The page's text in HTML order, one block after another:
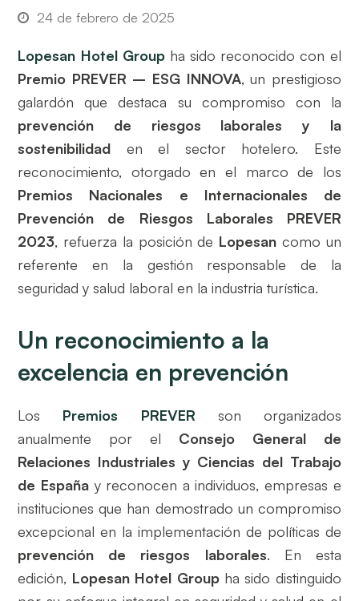
24 de febrero de 2025
Lopesan Hotel Groupha sido reconocido con el
Premio PREVER – ESG INNOVA, un prestigioso
galardón que destaca su compromiso con la
prevención de riesgos laborales y la
sostenibilidad en el sector hotelero. Este
reconocimiento, otorgado en el marco de los
Premios Nacionales e Internacionales de
Prevención de Riesgos Laborales PREVER
2023, refuerza la posición de Lopesan como un
referente en la gestión responsable de la
seguridad y salud laboral en la industria turística.
Un reconocimiento a la
excelencia en prevención
Los Premios PREVER son organizados
anualmente por el Consejo General de
Relaciones Industriales y Ciencias del Trabajo
de España y reconocen a individuos, empresas e
instituciones que han demostrado un compromiso
excepcional en la implementación de políticas de
prevención de riesgos laborales. En esta
edición, Lopesan Hotel Groupha sido distinguido